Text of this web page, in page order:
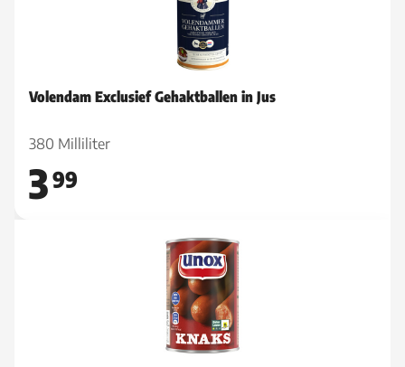
Volendam Exclusief Gehaktballen in Jus
380 Milliliter
399